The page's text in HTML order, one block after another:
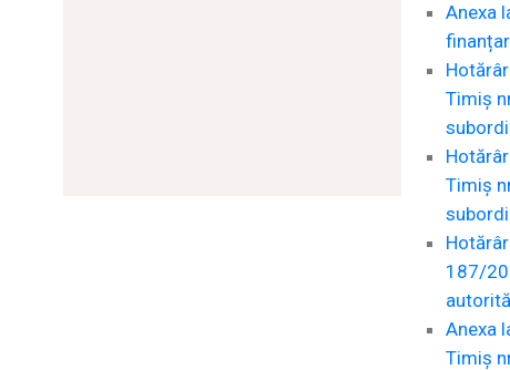
Anexa
Timiș
Timiș
187/
Anexa
Timiș